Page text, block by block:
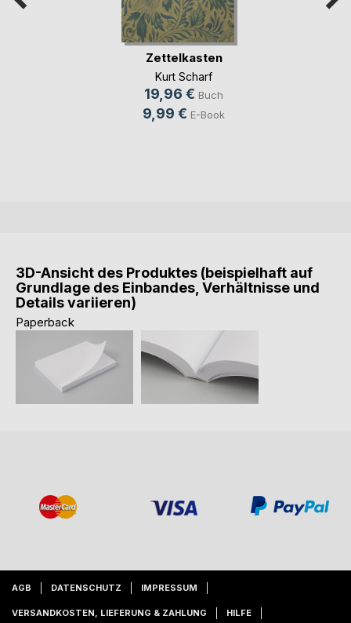
Zettelkasten
Kurt Scharf
19,96 € Buch
9,99 € E-Book
3D-Ansicht des Produktes (beispielhaft auf
Grundlage des Einbandes, Verhältnisse und
Details variieren)
Paperback
AGB DATENSCHUTZ IMPRESSUM
VERSANDKOSTEN, LIEFERUNG & ZAHLUNG HILFE